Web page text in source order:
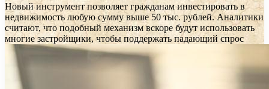
Новый инструмент позволяет гражданам инвестировать в
недвижимость любую сумму выше 50 тыс. рублей. Аналитики
считают, что подобный механизм вскоре будут использовать
многие застройщики, чтобы поддержать падающий спрос